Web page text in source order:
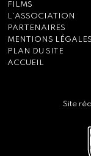
FILMS
L’ASSOCIATION
PARTENAIRES
MENTIONS LÉGALES
PLAN DU SITE
ACCUEIL
Site